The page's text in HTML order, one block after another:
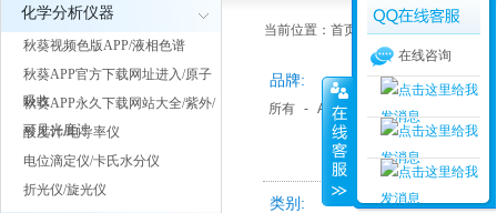
化学分析仪器
秋葵视频色版APP/液相色谱
秋葵APP官方下载网址进入/原子
吸收
秋葵APP永久下载网站大全/紫外/
可见光度计
酸度计/电导率仪
电位滴定仪/卡氏水分仪
折光仪/旋光仪
当前位置： 首页 >产品中心> 产品分类
品牌:
所有 - Anton paar 安东帕
类别:
在线咨询